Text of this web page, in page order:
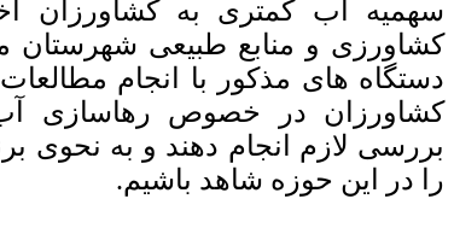
سهمیه آب کمتری به کشاورزان
کشاورزی و منابع طبیعی شهرستان
دستگاه های مذکور با انجام
کشاورزان در خصوص رهاسازی
بررسی لازم انجام دهند و به نحوی
را در این حوزه شاهد باشیم.